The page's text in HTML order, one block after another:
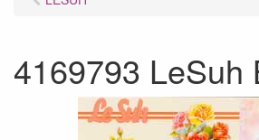
4169793 LeSuh